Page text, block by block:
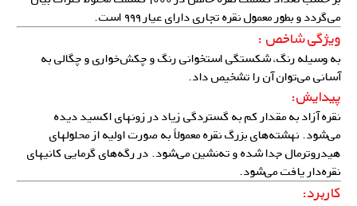
می‌گردد و بطور معمول نقره تجاری دارای عیار ۹۹۹ است.
ویژگی شاخص :
به وسیله رنگ، شکستگی استخوانی رنگ و چکش‌خواری و چگالی به
آسانی می‌توان آن را تشخیص داد.
پیدایش:
نقره آزاد به مقدار کم به گستردگی زیاد در زونهای اکسید دیده
می‌شود. نهشته‌های بزرگ نقره معمولاً به صورت اولیه از محلولهای
هیدروترمال جدا شده و ته‌‌نشین می‌شود. در رگه‌های گرمایی کانیهای
نقره‌دار یافت می‌شود.
کاربرد: